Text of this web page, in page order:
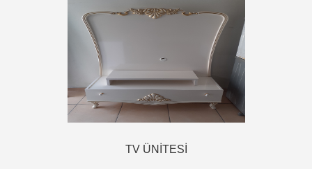
TV ÜNİTESİ